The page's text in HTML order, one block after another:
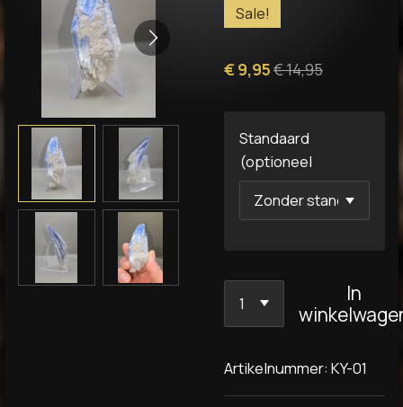
Sale!
€ 9,95€ 14,95
Standaard
(optioneel
In
Artikelnummer: KY-01